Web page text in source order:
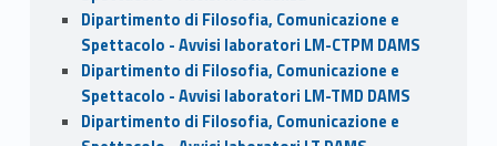
Dipartimento di Filosofia, Comunicazione e
Spettacolo - Avvisi laboratori LM-CTPM DAMS
Dipartimento di Filosofia, Comunicazione e
Spettacolo - Avvisi laboratori LM-TMD DAMS
Dipartimento di Filosofia, Comunicazione e